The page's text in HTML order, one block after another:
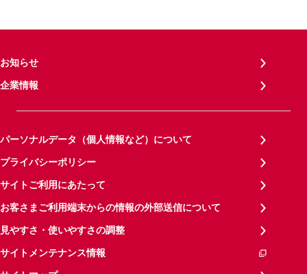
お知らせ
企業情報
パーソナルデータ（個人情報など）について
プライバシーポリシー
サイトご利用にあたって
お客さまご利用端末からの情報の外部送信について
見やすさ・使いやすさの調整
サイトメンテナンス情報